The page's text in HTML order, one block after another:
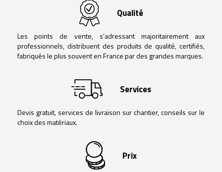
Qualité
Les points de vente, s’adressant majoritairement aux
professionnels, distribuent des produits de qualité, certifiés,
fabriqués le plus souvent en France par des grandes marques.
Services
Devis gratuit, services de livraison sur chantier, conseils sur le
choix des matériaux.
Prix